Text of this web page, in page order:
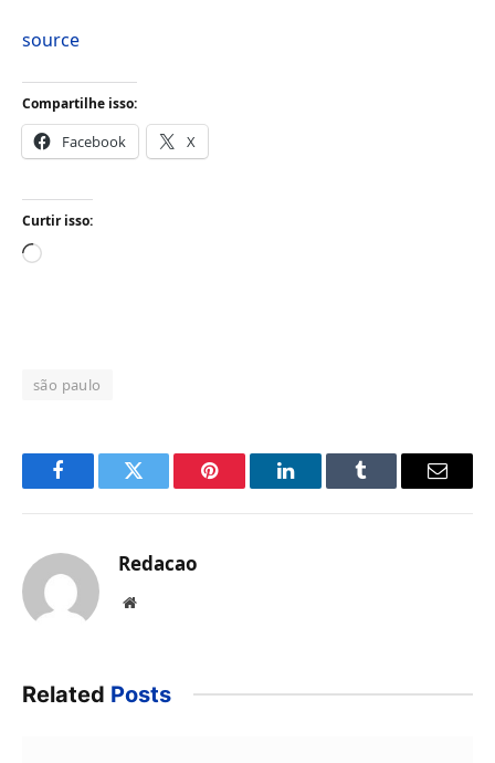
source
Compartilhe isso:
Facebook X
Curtir isso:
Carregando...
são paulo
FacebookTwitter Pinterest LinkedInTumblr Email
Redacao
Website
Related Posts